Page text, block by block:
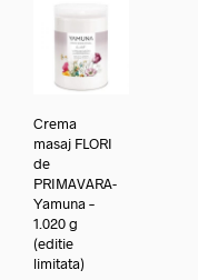
Crema
masaj FLORI
de
PRIMAVARA-
Yamuna –
1.020 g
(editie
limitata)